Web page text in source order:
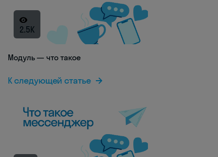
2.5K
Модуль — что такое
К следующей статье